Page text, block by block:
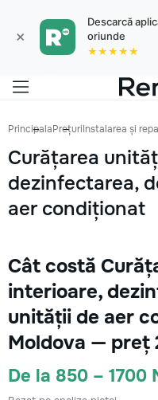
×
Descarcă
oriunde
★★★★★
PrincipalaPrețuriInstalarea și
Curățarea
dezinfectarea,
aer condiționat
Cât costă
interioare,
unității de aer
Moldova — preț
De la 850 – 1700